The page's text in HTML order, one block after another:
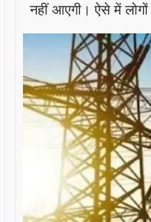
नहीं आएगी। ऐसे में